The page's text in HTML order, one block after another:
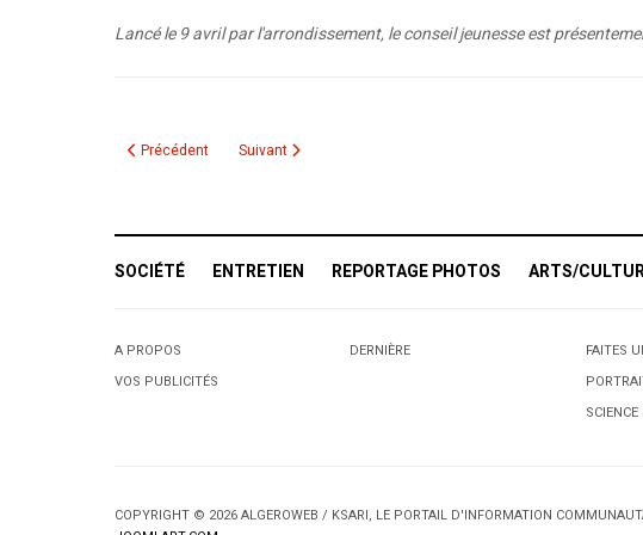
Lancé le 9 avril par l'arrondissement, le conseil jeunesse est
Article précédent : STéléMtl: Une nouvelle chaîne de télévision qui affichera
Précédent Article suivant : Robbery suspect accused of doping
Suivant
SOCIÉTÉ ENTRETIEN REPORTAGE PHOTOS ARTS/
A PROPOS
VOS PUBLICITÉS
DERNIÈRE
FAITES
COPYRIGHT © 2026 ALGEROWEB / KSARI, LE PORTAIL D'INFORMATION